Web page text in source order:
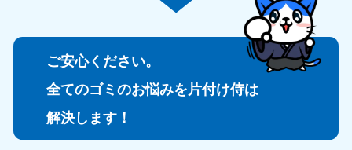
ご安心ください。
全てのゴミのお悩みを片付け侍は
解決します！